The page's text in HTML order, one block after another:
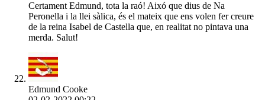
Certament Edmund, tota la raó! Aixó que dius de Na
Peronella i la llei sàlica, és el mateix que ens volen fer creure
de la reina Isabel de Castella que, en realitat no pintava una
merda. Salut!
Edmund Cooke